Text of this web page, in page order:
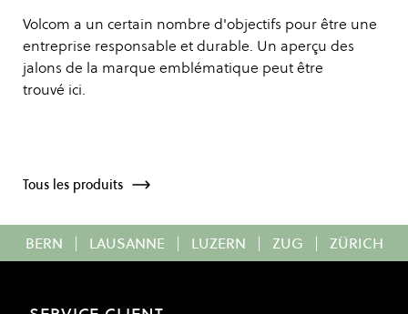
Volcom a un certain nombre d'objectifs pour être une
entreprise responsable et durable. Un aperçu des
jalons de la marque emblématique peut être
trouvé ici.
Tous les produits
BERN | LAUSANNE | LUZERN | ZUG | ZÜRICH